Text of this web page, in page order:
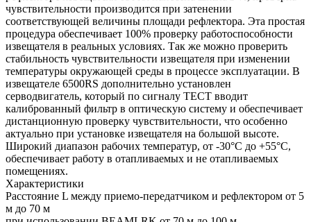
чувствительности производится при затенении
соответствующей величины площади рефлектора. Эта простая
процедура обеспечивает 100% проверку работоспособности
извещателя в реальных условиях. Так же можно проверить
стабильность чувствительности извещателя при изменении
температуры окружающей среды в процессе эксплуатации. В
извещателе 6500RS дополнительно установлен
серводвигатель, который по сигналу ТЕСТ вводит
калиброванный фильтр в оптическую систему и обеспечивает
дистанционную проверку чувствительности, что особенно
актуально при установке извещателя на большой высоте.
Широкий диапазон рабочих температур, от -30°C до +55°C,
обеспечивает работу в отапливаемых и не отапливаемых
помещениях.
Характеристики
Расстояние L между приемо-передатчиком и рефлектором от 5
м до 70 м